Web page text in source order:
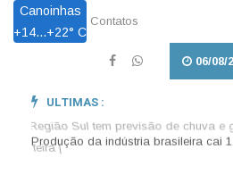
Canoinhas
+14...+22° C
Contatos
06/08/
ULTIMAS :
Região Sul tem previsão de chuva e
feira |